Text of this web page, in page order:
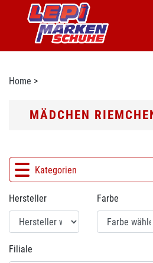
Home >
MÄDCHEN
Kategorien
Hersteller Farbe
Filiale